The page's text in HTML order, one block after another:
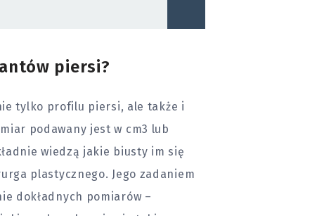
piersi?
tylko profilu piersi, ale także i
podawany jest w cm3 lub
wiedzą jakie biusty im się
plastycznego. Jego zadaniem
dokładnych pomiarów –